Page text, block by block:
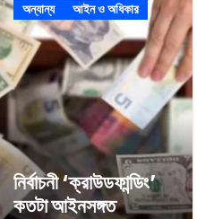
অন্যান্য আইন ও অধিকার
নির্বাচনী ‘ক্রাউডফান্ডিং’
কতটা আইনসঙ্গত